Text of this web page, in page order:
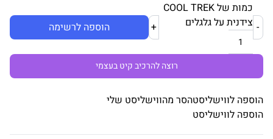
כמות של COOL TREK
צידנית על גלגלים
הוספה לרשימה
רוצה להרכיב קיט בעצמי
הוספה לווישליסטהסר מהווישליסט שלי
הוספה לווישליסט